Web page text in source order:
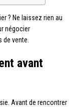
? Ne laissez rien au
négocier
vente.
avant
Avant de rencontrer